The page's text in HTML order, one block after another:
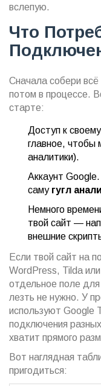
вслепую.
Что
Сначала собери
потом в процессе.
старте:
Доступ к
главное, чтобы
аналитики).
Аккаунт
саму гугл
Немного
твой сайт —
внешние
Если твой сайт на
WordPress, Tilda
отдельное поле для
лезть не нужно. У
используют Google
подключения
хватит прямого
Вот наглядная
пригодиться: